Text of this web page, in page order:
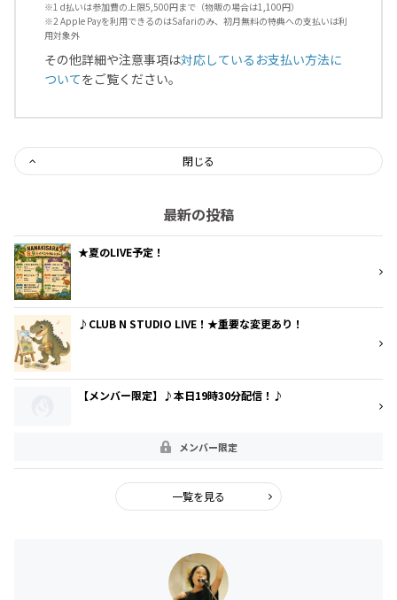
※1 d払いは参加費の上限5,500円まで（物販の場合は1,100円）
※2 Apple Payを利用できるのはSafariのみ、初月無料の特典への支払いは利
用対象外
その他詳細や注意事項は対応しているお支払い方法に
ついてをご覧ください。
閉じる
最新の投稿
★夏のLIVE予定！
♪CLUB N STUDIO LIVE！★重要な変更あり！
【メンバー限定】♪本日19時30分配信！♪
メンバー限定
一覧を見る